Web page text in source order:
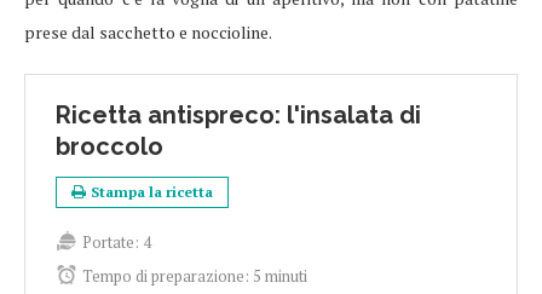
prese dal sacchetto e noccioline.
Ricetta antispreco: l'insalata di
broccolo
Stampa la ricetta
Portate: 4
Tempo di preparazione: 5 minuti